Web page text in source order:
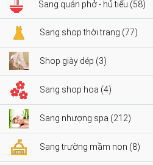
Sang quán phở - hủ tiếu (58)
Sang shop thời trang (77)
Shop giày dép (3)
Sang shop hoa (4)
Sang nhượng spa (212)
Sang trường mầm non (8)